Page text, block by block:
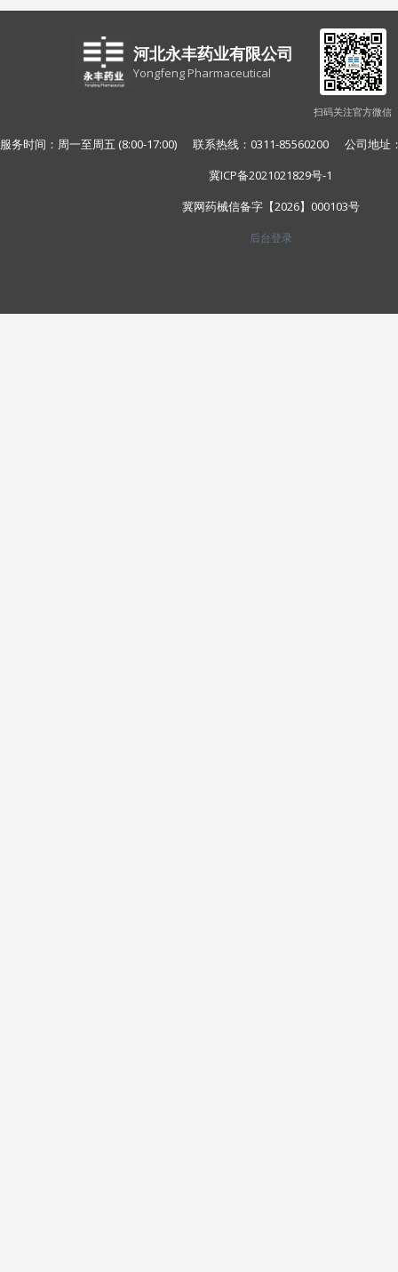
河北永丰药业有限公司
Yongfeng Pharmaceutical
扫码关注官方微信
服务时间：周一至周五 (8:00-17:00) 联系热线：0311-85560200 公司地址
冀ICP备2021021829号-1
冀网药械信备字【2026】000103号
后台登录